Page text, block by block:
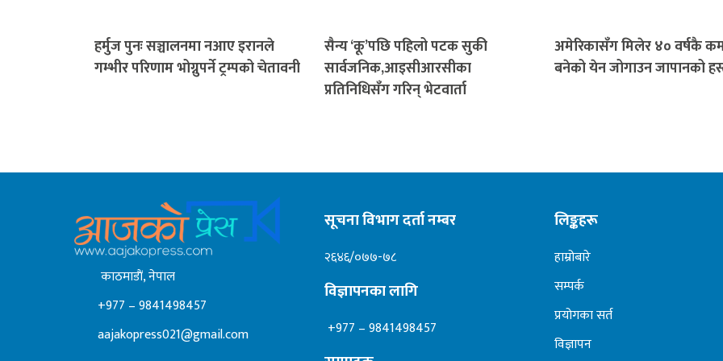
हर्मुज पुनः सञ्चालनमा नआए इरानले
गम्भीर परिणाम भोग्नुपर्ने ट्रम्पको चेतावनी
सैन्य ‘कू’पछि पहिलो पटक सुकी
सार्वजनिक,आइसीआरसीका
प्रतिनिधिसँग गरिन् भेटवार्ता
अमेरिकासँग मिलेर ४० वर्षकै
बनेको येन जोगाउन जापानको
काठमाडाैं, नेपाल
+977 – 9841498457
aajakopress021@gmail.com
सूचना विभाग दर्ता नम्बर
२६४६/०७७-७८
विज्ञापनका लागि
+977 – 9841498457
लिङ्कहरू
हाम्रोबारे
सम्पर्क
प्रयोगका सर्त
विज्ञापन